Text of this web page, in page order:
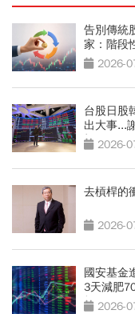
告別傳統
家：階段
2026-
台股日股
出大事...
桿 2026-
去槓桿的
2026-
國安基金
3天減肥
板？2026-